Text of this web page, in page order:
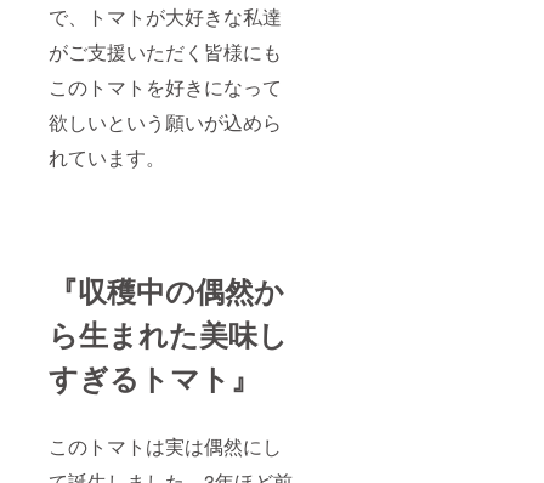
で、トマトが大好きな私達
がご支援いただく皆様にも
このトマトを好きになって
欲しいという願いが込めら
れています。
『収穫中の偶然か
ら生まれた美味し
すぎるトマト』
このトマトは実は偶然にし